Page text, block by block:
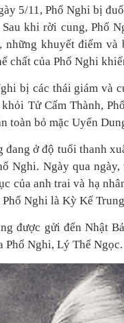
5/11, Phổ Nghi bị
khi rời cung, Phổ
khuyết điểm và
chất của Phổ Nghi
bị các thái giám và
Tử Cấm Thành,
toàn bỏ mặc Uyển
đang ở độ tuổi thanh
Nghi. Ngày qua
của anh trai và hạ
Nghi là Kỳ Kế
được gửi đến Nhật
Phổ Nghi, Lý Thể Ngọc.